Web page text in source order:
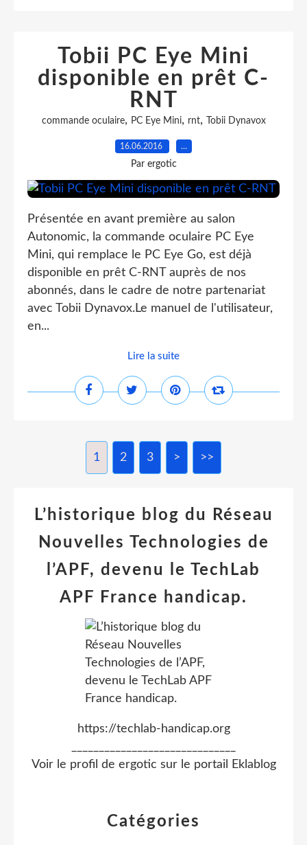
Tobii PC Eye Mini
disponible en prêt C-
RNT
commande oculaire, PC Eye Mini, rnt, Tobii Dynavox
16.06.2016 …
Par ergotic
Présentée en avant première au salon
Autonomic, la commande oculaire PC Eye
Mini, qui remplace le PC Eye Go, est déjà
disponible en prêt C-RNT auprès de nos
abonnés, dans le cadre de notre partenariat
avec Tobii Dynavox.Le manuel de l'utilisateur,
en...
Lire la suite
1 2 3 > >>
Catégories
L’historique blog du Réseau
Nouvelles Technologies de
l’APF, devenu le TechLab
APF France handicap.
https://techlab-handicap.org
Voir le profil de ergotic sur le portail Eklablog